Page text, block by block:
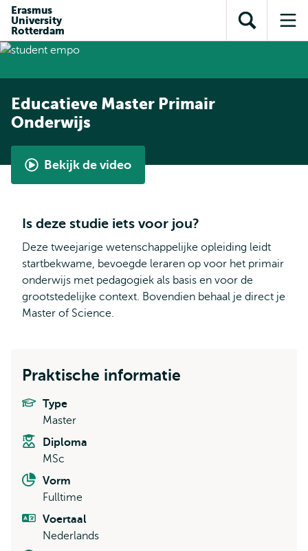
inhoud
Direct naar
subnavigatie
Erasmus
University
Rotterdam
Toon
zoekveld
Educatieve Master Primair
Onderwijs
Bekijk de video
Bekijk
van
onze
EMPO-
studenten
Is deze studie iets voor jou?
Deze tweejarige wetenschappelijke opleiding leidt
startbekwame, bevoegde leraren op voor het primair
onderwijs met pedagogiek als basis en voor de
grootstedelijke context. Bovendien behaal je direct je
Master of Science.
Praktische informatie
Type
Master
Diploma
MSc
Vorm
Fulltime
Voertaal
Nederlands